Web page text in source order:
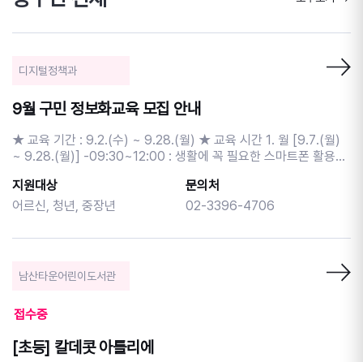
디지털정책과
9월 구민 정보화교육 모집 안내
★ 교육 기간 : 9.2.(수) ~ 9.28.(월) ★ 교육 시간 1. 월 [9.7.(월)
~ 9.28.(월)] -09:30~12:00 : 생활에 꼭 필요한 스마트폰 활용
-15:30~18:00 : 엑셀을 활용한 일정관리 문서만들기 2. 수 [9.2.
(수) ~ 9.23.(수)] -09:30~12:00 : 키오스크 현장체험과 함께하
-15:30~18:00 : 스마트폰으로 시작하는 생성형 AI ★ 교육 대상 :
(토) 9시 ~ 8.20.(목) 17시 ※ 선착순, 1인 1강좌 신청가능 - 추가 신
청 : 8.21.(금) 13시 ~ 8.31.(월) 17시 (미달 강좌에 한해 제한없이
지 (junggu.seoul.kr)>분야별안내>교육>구민정보화교육 - 전화 신
지원대상
어르신, 청년, 중장년
문의처
02-3396-4706
남산타운어린이도서관
접수중
[초등] 칼데콧 아틀리에